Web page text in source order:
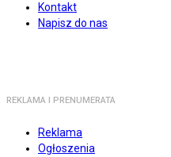
Kontakt
Napisz do nas
REKLAMA I PRENUMERATA
Reklama
Ogłoszenia